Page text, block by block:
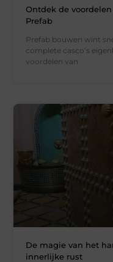
Ontdek de
Prefab
Prefab bouwen wint
complete casco’s
voordelen van
De magie van het
innerlijke rust